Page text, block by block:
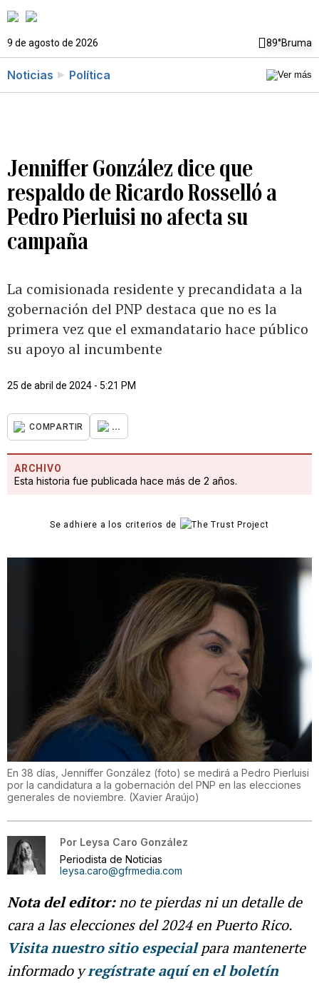
9 de agosto de 2026 89°Bruma
Noticias Política
Jenniffer González dice que
respaldo de Ricardo Rosselló a
Pedro Pierluisi no afecta su
campaña
La comisionada residente y precandidata a la
gobernación del PNP destaca que no es la
primera vez que el exmandatario hace público
su apoyo al incumbente
25 de abril de 2024 - 5:21 PM
COMPARTIR ...
ARCHIVO
Esta historia fue publicada hace más de 2 años.
Se adhiere a los criterios de
En 38 días, Jenniffer González (foto) se medirá a Pedro Pierluisi
por la candidatura a la gobernación del PNP en las elecciones
generales de noviembre. (Xavier Araújo)
Por Leysa Caro González
Periodista de Noticias
leysa.caro@gfrmedia.com
Nota del editor:no te pierdas ni un detalle de
cara a las elecciones del 2024 en Puerto Rico.
Visita nuestro sitio especialpara mantenerte
informado yregístrate aquí en el boletín